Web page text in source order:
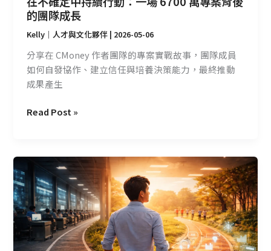
的團隊成長
Kelly｜人才與文化夥伴 | 2026-05-06
分享在 CMoney 作者團隊的專案實戰故事，團隊成員
如何自發協作、建立信任與培養決策能力，最終推動
成果產生
萬
專
案
後
的
團
成
Read Post »
AI
縮
短
了
天